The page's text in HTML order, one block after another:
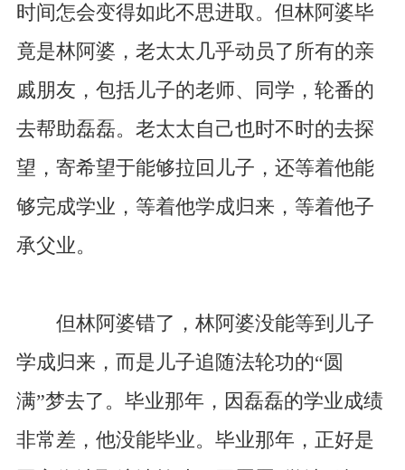
时间怎会变得如此不思进取。但林阿婆毕
竟是林阿婆，老太太几乎动员了所有的亲
戚朋友，包括儿子的老师、同学，轮番的
去帮助磊磊。老太太自己也时不时的去探
望，寄希望于能够拉回儿子，还等着他能
够完成学业，等着他学成归来，等着他子
承父业。
但林阿婆错了，林阿婆没能等到儿子
学成归来，而是儿子追随法轮功的“圆
满”梦去了。毕业那年，因磊磊的学业成绩
非常差，他没能毕业。毕业那年，正好是